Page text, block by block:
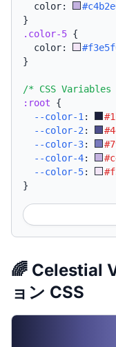
  color:
}
.color-5 {
  color:
}
/* CSS
:root {
--color-1 :
--color-2 :
--color-3:
--color-4:
--color-5:
}
🌈 Celestial
ョン CSS